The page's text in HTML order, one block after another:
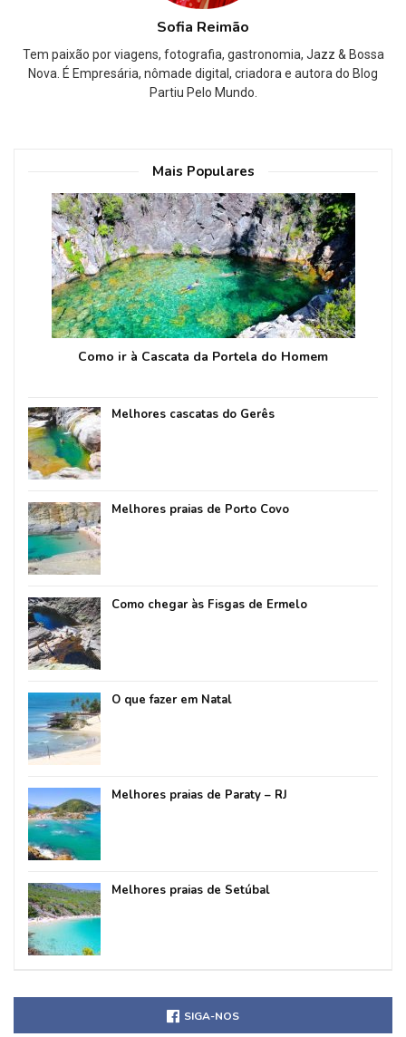
Sofia Reimão
Tem paixão por viagens, fotografia, gastronomia, Jazz & Bossa
Nova. É Empresária, nômade digital, criadora e autora do Blog
Partiu Pelo Mundo.
Mais Populares
Como ir à Cascata da Portela do Homem
Melhores cascatas do Gerês
Melhores praias de Porto Covo
Como chegar às Fisgas de Ermelo
O que fazer em Natal
Melhores praias de Paraty – RJ
Melhores praias de Setúbal
SIGA-NOS